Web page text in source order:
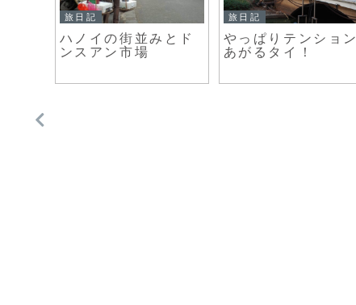
旅日記
ハノイの街並みとド
ンスアン市場
旅日記
やっぱりテンション
あがるタイ！